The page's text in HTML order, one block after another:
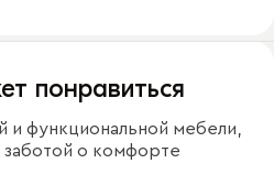
понравиться
и функциональной мебели,
заботой о комфорте